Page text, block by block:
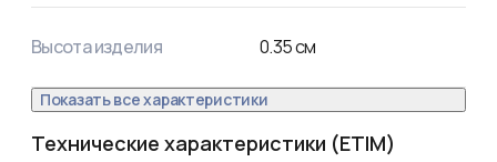
Высота изделия 0.35см
Показать все характеристики
Технические характеристики (ETIM)